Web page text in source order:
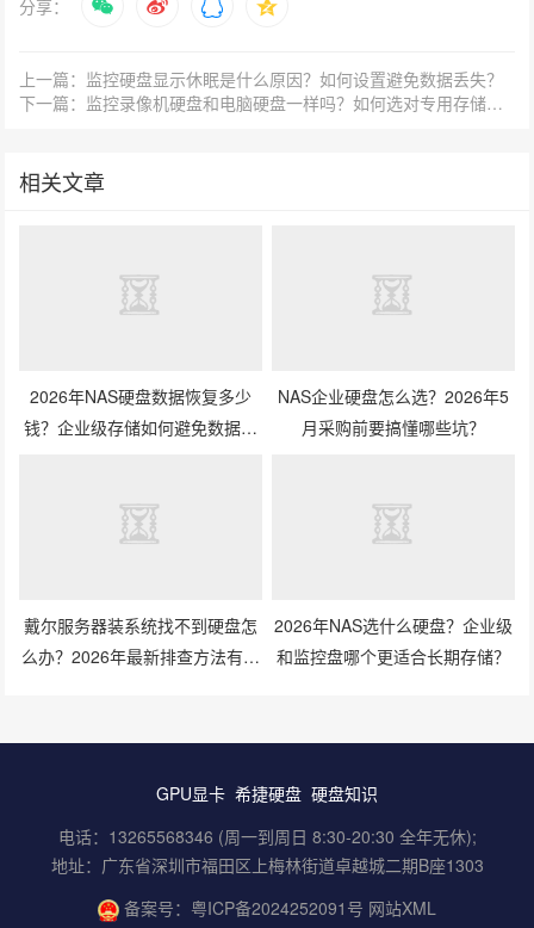
分享：
上一篇：监控硬盘显示休眠是什么原因？如何设置避免数据丢失？
下一篇：监控录像机硬盘和电脑硬盘一样吗？如何选对专用存储设备？
相关文章
2026年NAS硬盘数据恢复多少
钱？企业级存储如何避免数据丢
NAS企业硬盘怎么选？2026年5
月采购前要搞懂哪些坑？
戴尔服务器装系统找不到硬盘怎
么办？2026年最新排查方法有哪
2026年NAS选什么硬盘？企业级
和监控盘哪个更适合长期存储？
GPU显卡 希捷硬盘 硬盘知识
电话：13265568346 (周一到周日 8:30-20:30 全年无休);
地址：广东省深圳市福田区上梅林街道卓越城二期B座1303
备案号： 粤ICP备2024252091号 网站XML